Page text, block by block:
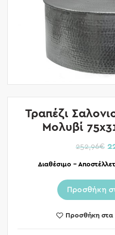
Τραπέζι
Μολυβί
252,96€
Διαθέσιμο –
Προσθήκη
Προσθήκη στα